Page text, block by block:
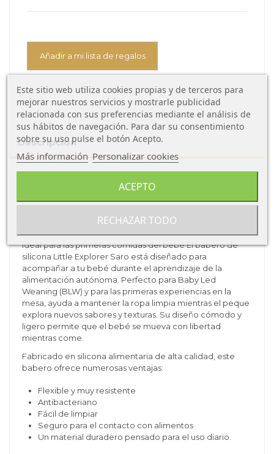
Añadir a mi lista de regalos
Descripción
Sobre Saro
Ideal para las primeras comidas del bebé El babero de
silicona Little Explorer Saro está diseñado para
acompañar a tu bebé durante el aprendizaje de la
alimentación autónoma. Perfecto para Baby Led
Weaning (BLW) y para las primeras experiencias en la
mesa, ayuda a mantener la ropa limpia mientras el peque
explora nuevos sabores y texturas. Su diseño cómodo y
ligero permite que el bebé se mueva con libertad
mientras come.
Fabricado en silicona alimentaria de alta calidad, este
babero ofrece numerosas ventajas:
Flexible y muy resistente
Antibacteriano
Fácil de limpiar
Seguro para el contacto con alimentos
Un material duradero pensado para el uso diario.
Este sitio web utiliza cookies propias y de terceros para
mejorar nuestros servicios y mostrarle publicidad
relacionada con sus preferencias mediante el análisis de
sus hábitos de navegación. Para dar su consentimiento
sobre su uso pulse el botón Acepto.
Más información Personalizar cookies
RECHAZAR TODO
ACEPTO